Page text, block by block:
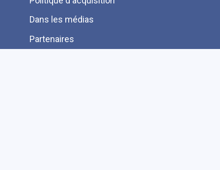
page
Dans les médias
Partenaires